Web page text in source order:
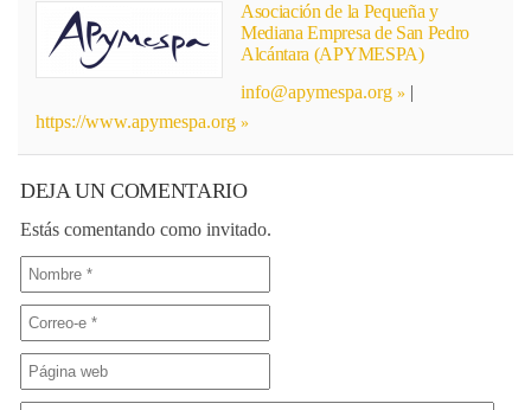
Asociación de la Pequeña y
Mediana Empresa de San Pedro
Alcántara (APYMESPA)
info@apymespa.org
|
https://www.apymespa.org
DEJA UN COMENTARIO
Estás comentando como invitado.